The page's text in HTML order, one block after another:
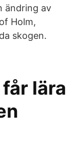
ändring av
Holm,
skogen.
lära